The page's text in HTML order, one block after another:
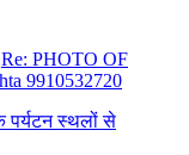
Re: PHOTO OF
9910532720
पर्यटन स्थलों से